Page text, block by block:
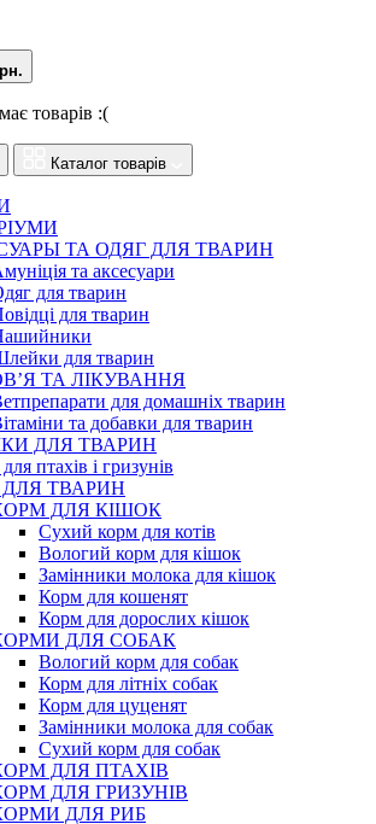
товарів :(
Каталог товарів
ТА ОДЯГ ДЛЯ ТВАРИН
та аксесуари
для тварин
для тварин
для тварин
ТА ЛІКУВАННЯ
для домашніх тварин
та добавки для тварин
ДЛЯ ТВАРИН
птахів і гризунів
ТВАРИН
ДЛЯ КІШОК
Сухий корм для котів
Вологий корм для кішок
Замінники молока для кішок
Корм для кошенят
Корм для дорослих кішок
ДЛЯ СОБАК
Вологий корм для собак
Корм для літніх собак
Корм для цуценят
Замінники молока для собак
Сухий корм для собак
ДЛЯ ПТАХІВ
ДЛЯ ГРИЗУНІВ
ДЛЯ РИБ